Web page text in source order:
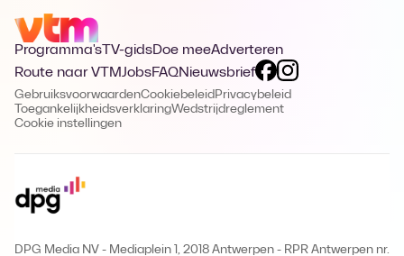
Programma's TV-gidsDoe meeAdverteren
Route naar VTMJobsFAQNieuwsbrief
GebruiksvoorwaardenCookiebeleid Privacybeleid
ToegankelijkheidsverklaringWedstrijdreglement
Cookie instellingen
DPG Media NV - Mediaplein 1, 2018 Antwerpen - RPR Antwerpen nr.